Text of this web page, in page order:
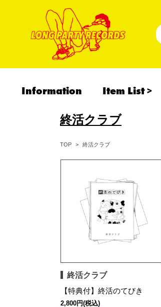
Information Item List
Recommend
予約商品
終活クラブ
TOP 終活クラブ
終活クラブ
【特典付】終活のてびき
2,800円(税込)